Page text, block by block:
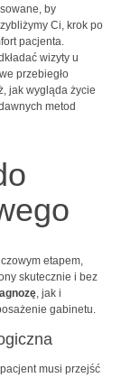
by
Ci, krok po
pacjenta.
wizyty u
przebiegło
jak wygląda życie
metod
etapem,
skutecznie i bez
, jak i
gabinetu.
musi przejść